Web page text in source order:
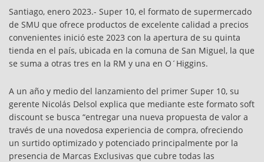
Santiago, enero 2023.- Super 10, el formato de supermercado
de SMU que ofrece productos de excelente calidad a precios
convenientes inició este 2023 con la apertura de su quinta
tienda en el país, ubicada en la comuna de San Miguel, la que
se suma a otras tres en la RM y una en O´Higgins.
A un año y medio del lanzamiento del primer Super 10, su
gerente Nicolás Delsol explica que mediante este formato soft
discount se busca “entregar una nueva propuesta de valor a
través de una novedosa experiencia de compra, ofreciendo
un surtido optimizado y potenciado principalmente por la
presencia de Marcas Exclusivas que cubre todas las